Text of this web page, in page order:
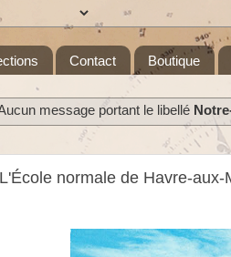
Contact Boutique
message portant le libellé
normale de Havre-